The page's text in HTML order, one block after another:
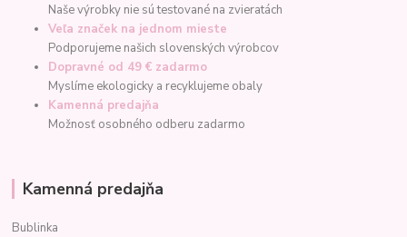
Naše výrobky nie sú testované na zvieratách
Veľa značek na jednom mieste
Podporujeme našich slovenských výrobcov
Dopravné od 49 € zadarmo
Myslíme ekologicky a recyklujeme obaly
Kamenná predajňa
Možnosť osobného odberu zadarmo
Kamenná predajňa
Bublinka